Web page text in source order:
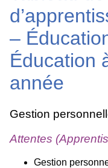
–
Éducation
année
Gestion
Attentes
Gestion